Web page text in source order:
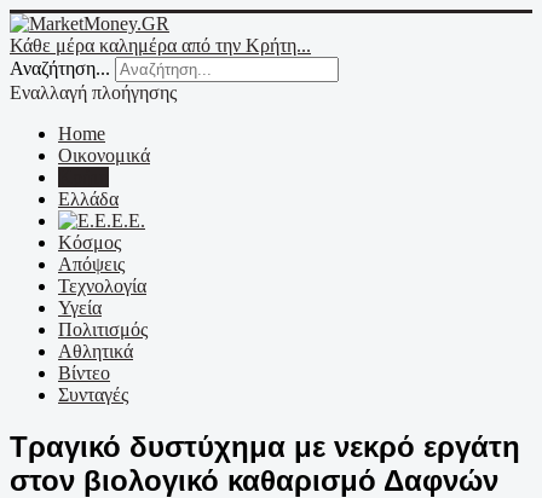
Κάθε μέρα καλημέρα από την Κρήτη...
Αναζήτηση...
Εναλλαγή πλοήγησης
Home
Οικονομικά
Ελλάδα
Ε.Ε.
Κόσμος
Απόψεις
Τεχνολογία
Υγεία
Πολιτισμός
Αθλητικά
Βίντεο
Συνταγές
Τραγικό δυστύχημα με νεκρό εργάτη
στον βιολογικό καθαρισμό Δαφνών